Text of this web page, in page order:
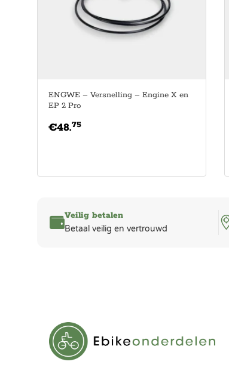
ENGWE – Versnelling – Engine X en
EP 2 Pro
€48.75
Veilig betalen
Betaal veilig en vertrouwd